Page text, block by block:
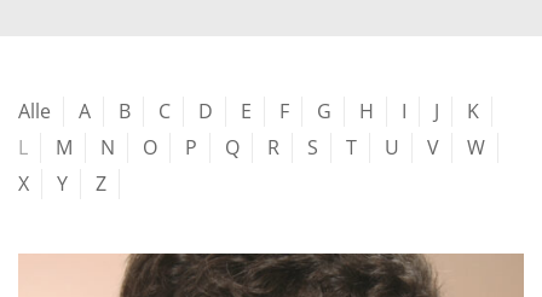
Alle A B C D E F G H I J
K
L
M N O P Q R S T U V
W
X
Y Z